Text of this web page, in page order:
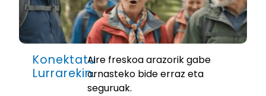
Konektatu
Lurrarekin.
Aire freskoa arazorik gabe
arnasteko bide erraz eta
seguruak.